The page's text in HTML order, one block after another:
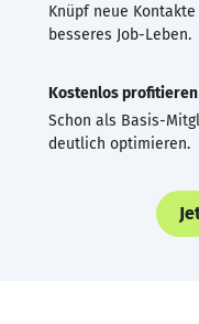
Knüpf neue
besseres Job-Leben.
Kostenlos profitieren
Schon als Basis-
deutlich optimieren.